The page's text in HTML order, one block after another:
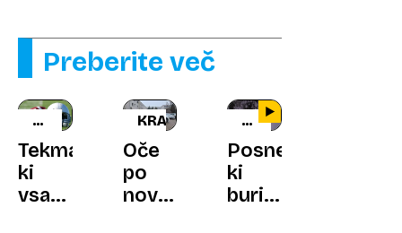
Preberite več
SUPER
BOWL
Tekma,
ki
vsakič
KRANJ
Oče
po
novorojenko
GLOBOKO
GOZDU
Posnetki,
ki
burijo